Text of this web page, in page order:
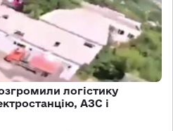
логістику
АЗС і